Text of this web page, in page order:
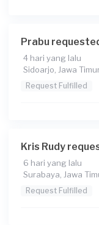
Prabu
4 hari yang lalu
Sidoarjo, Jawa
Request Fulfilled
Kris Rudy
6 hari yang lalu
Surabaya, Jawa
Request Fulfilled